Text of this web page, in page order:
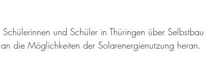
und Schüler in Thüringen über
die Möglichkeiten der Solarenergienutzung heran.